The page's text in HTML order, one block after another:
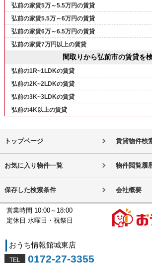
弘前の家賃5万～5.5万円の賃貸
弘前の家賃5.5万～6万円の賃貸
弘前の家賃6万～6.5万円の賃貸
弘前の家賃7万円以上の賃貸
間取りから弘前市の賃貸を
弘前の1R~1LDKの賃貸
弘前の2K~2LDKの賃貸
弘前の3K~3LDKの賃貸
弘前の4K以上の賃貸
トップページ 賃貸物件検
お気に入り物件一覧 物件閲覧履
保存した検索条件 会社概要
営業時間 10:00～18:00
定休日 水曜日・祝祭日
おうち情報館城東店
0172-27-3355